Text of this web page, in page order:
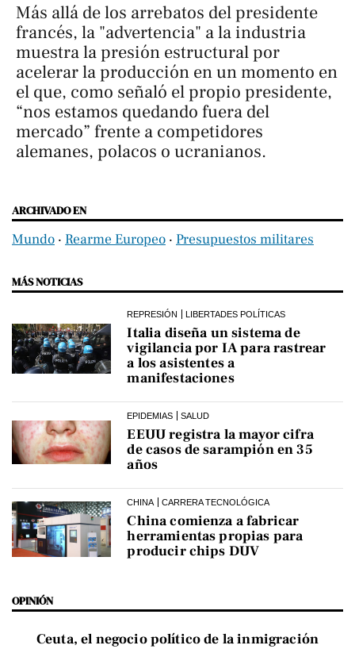
Más allá de los arrebatos del presidente
francés, la "advertencia" a la industria
muestra la presión estructural por
acelerar la producción en un momento en
el que, como señaló el propio presidente,
“nos estamos quedando fuera del
mercado” frente a competidores
alemanes, polacos o ucranianos.
ARCHIVADO EN
Mundo ‧ Rearme Europeo ‧ Presupuestos militares
MÁS NOTICIAS
REPRESIÓN LIBERTADES POLÍTICAS
Italia diseña un sistema de
vigilancia por IA para rastrear
a los asistentes a
manifestaciones
EPIDEMIAS SALUD
EEUU registra la mayor cifra
de casos de sarampión en 35
años
CHINA CARRERA TECNOLÓGICA
China comienza a fabricar
herramientas propias para
producir chips DUV
OPINIÓN
Ceuta, el negocio político de la inmigración